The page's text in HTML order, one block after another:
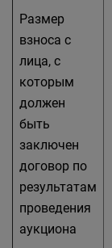
Размер
взноса с
лица, с
которым
должен
быть
заключен
договор по
результатам
проведения
аукциона